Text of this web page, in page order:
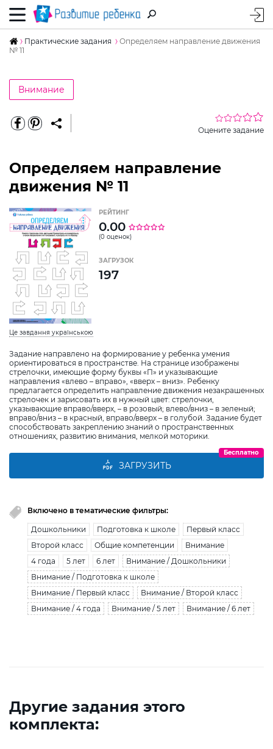
Практические задания
Определяем направление движения
№ 11
Внимание
Оцените задание
Определяем направление
движения № 11
Це завдання українською
Задание направлено на формирование у ребенка умения
ориентироваться в пространстве. На странице изображены
стрелочки, имеющие форму буквы «П» и указывающие
направления «влево – вправо», «вверх – вниз». Ребенку
предлагается определить направление движения незакрашенных
стрелочек и зарисовать их в нужный цвет: стрелочки,
указывающие вправо/вверх, – в розовый; влево/вниз – в зеленый;
вправо/вниз – в красный, вправо/вверх – в голубой. Задание будет
способствовать закреплению знаний о пространственных
отношениях, развитию внимания, мелкой моторики.
РЕЙТИНГ
0.00
(0 оценок)
ЗАГРУЗОК
197
ЗАГРУЗИТЬ
Бесплатно
Включено в тематические фильтры:
Дошкольники Подготовка к школе
Первый класс
Второй класс
Общие компетенции
Внимание
4 года
5 лет 6 лет
Внимание / Дошкольники
Внимание / Подготовка к школе
Внимание / Первый класс
Внимание / Второй класс
Внимание / 4 года
Внимание / 5 лет Внимание / 6 лет
Другие задания этого
комплекта: